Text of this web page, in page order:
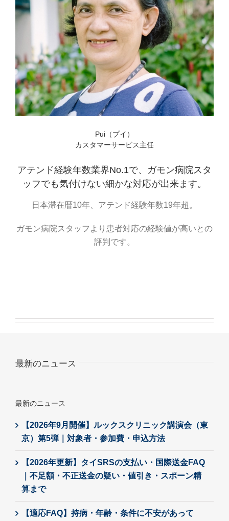
Pui（プイ）
カスタマーサービス主任
アテンド経験年数業界No.1で、ガモン病院スタ
ッフでも気付けない細かな対応が出来ます。
日本滞在暦10年、アテンド経験年数19年超。
ガモン病院スタッフより患者対応の経験値が高いとの
評判です。
最新のニュース
最新のニュース
【2026年9月開催】ルックスクリニック講演会（東
京）第5弾｜対象者・参加費・申込方法
【2026年更新】タイSRSの支払い・国際送金FAQ
｜不足額・不正送金の疑い・値引き・スポーン精
算まで
【適応FAQ】持病・年齢・条件に不安があって